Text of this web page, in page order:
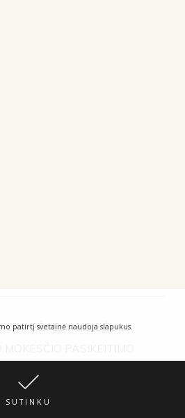
patirtį svetainė naudoja slapukus.
SUTINKU
TĖVELIAMS DĖL
dainų šventės